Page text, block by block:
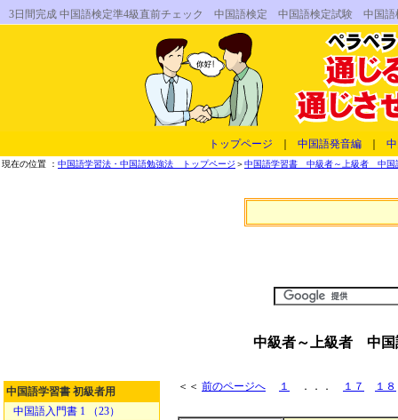
3日間完成 中国語検定準4級直前チェック 中国語検定 中国語検定試験 中
トップページ 中国語発音編
現在の位置 ： 中国語学習法・中国語勉強法 トップページ ＞中国語学習書 中級者～上級者 中国
中級者～上級者 中国
中国語学習書 初級者用
中国語入門書 1 （23）
＜＜ 前のページへ １ ．．． １７ １８